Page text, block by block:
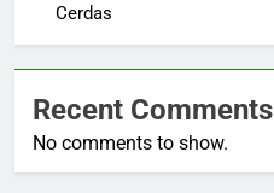
Cerdas
Recent Comments
No comments to show.